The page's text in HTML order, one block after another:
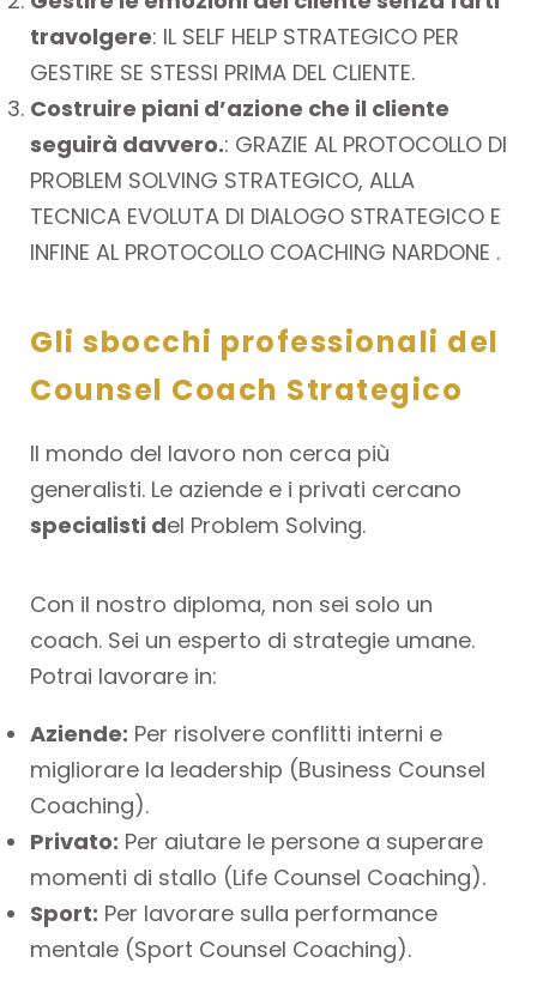
travolgere: IL SELF HELP STRATEGICO PER
GESTIRE SE STESSI PRIMA DEL CLIENTE.
Costruire piani d’azione che il cliente
seguirà davvero.: GRAZIE AL PROTOCOLLO DI
PROBLEM SOLVING STRATEGICO, ALLA
TECNICA EVOLUTA DI DIALOGO STRATEGICO E
INFINE AL PROTOCOLLO COACHING NARDONE .
Gli sbocchi professionali del
Counsel Coach Strategico
Il mondo del lavoro non cerca più
generalisti. Le aziende e i privati cercano
specialisti del Problem Solving.
Con il nostro diploma, non sei solo un
coach. Sei un esperto di strategie umane.
Potrai lavorare in:
Aziende: Per risolvere conflitti interni e
migliorare la leadership (Business Counsel
Coaching).
Privato: Per aiutare le persone a superare
momenti di stallo (Life Counsel Coaching).
Sport: Per lavorare sulla performance
mentale (Sport Counsel Coaching).